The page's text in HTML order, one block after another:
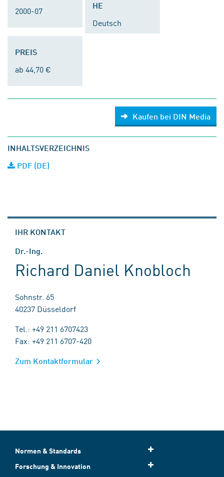
2000-07
HE
Deutsch
PREIS
ab 44,70 €
Kaufen bei DIN Media
INHALTSVERZEICHNIS
PDF (DE)
IHR KONTAKT
Dr.-Ing.
Richard Daniel Knobloch
Sohnstr. 65
40237 Düsseldorf
Tel.: +49 211 6707423
Fax: +49 211 6707-420
Zum Kontaktformular
Normen & Standards
Forschung & Innovation